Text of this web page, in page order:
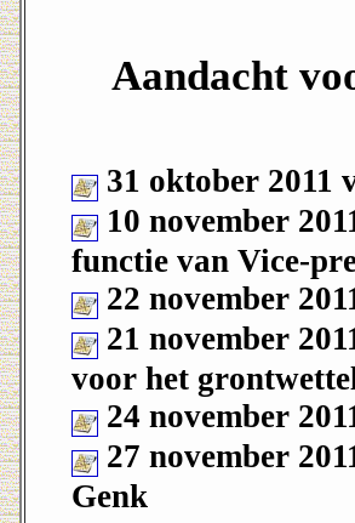
Aandacht
31 oktober 2011
10 november
functie van Vice-
22 november
21 november
voor het
24 november
27 november
Genk